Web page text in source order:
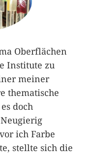
Oberflächen
Institute zu
meiner
thematische
doch
ich Farbe
stellte sich die